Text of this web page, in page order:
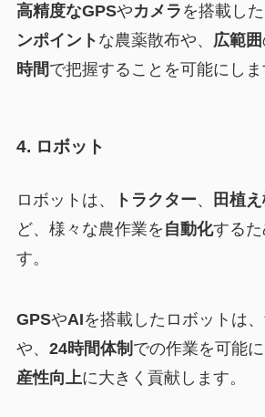
高精度なGPSやカメラ を搭載し
ンポイント な農薬散布や、 広範囲
時間で把握することを可能にしま
4. ロボット
ロボットは、 トラクター、 田植
ど、様々な農作業を 自動化する
す。
GPSやAIを搭載したロボットは、
や、 24時間体制 での作業を可能に
産性向上に大きく貢献します。